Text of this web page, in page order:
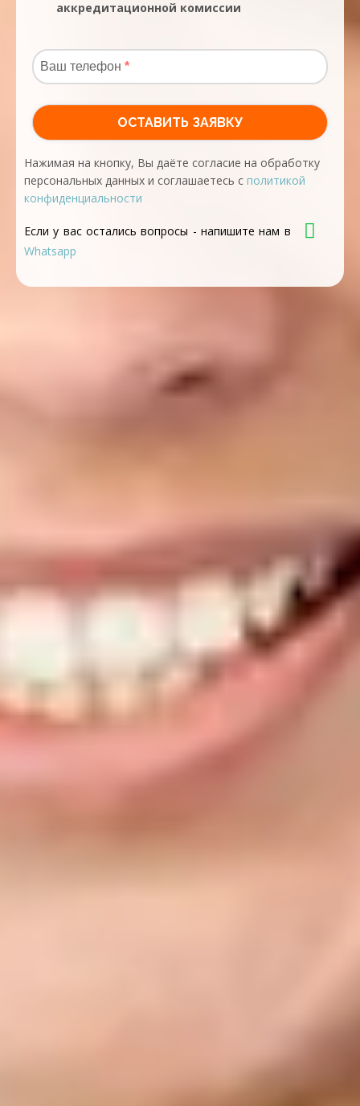
аккредитационной комиссии
Нажимая на кнопку, Вы даёте согласие на обработку
персональных данных и соглашаетесь с политикой
конфиденциальности
Если у вас остались вопросы - напишите нам в
Whatsapp